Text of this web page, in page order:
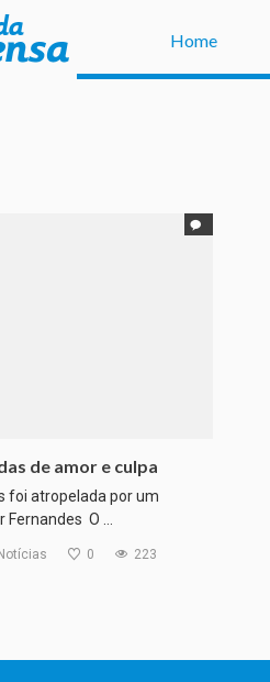
Home
de amor e culpa
foi atropelada por um
Fernandes O …
0 223